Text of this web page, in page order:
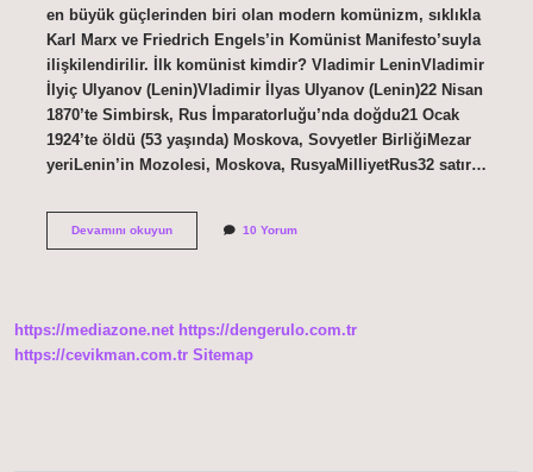
en büyük güçlerinden biri olan modern komünizm, sıklıkla
Karl Marx ve Friedrich Engels’in Komünist Manifesto’suyla
ilişkilendirilir. İlk komünist kimdir? Vladimir LeninVladimir
İlyiç Ulyanov (Lenin)Vladimir İlyas Ulyanov (Lenin)22 Nisan
1870’te Simbirsk, Rus İmparatorluğu’nda doğdu21 Ocak
1924’te öldü (53 yaşında) Moskova, Sovyetler BirliğiMezar
yeriLenin’in Mozolesi, Moskova, RusyaMilliyetRus32 satır…
Devamını okuyunIlk
10 Yorum
https://mediazone.net https://dengerulo.com.tr
https://cevikman.com.tr Sitemap